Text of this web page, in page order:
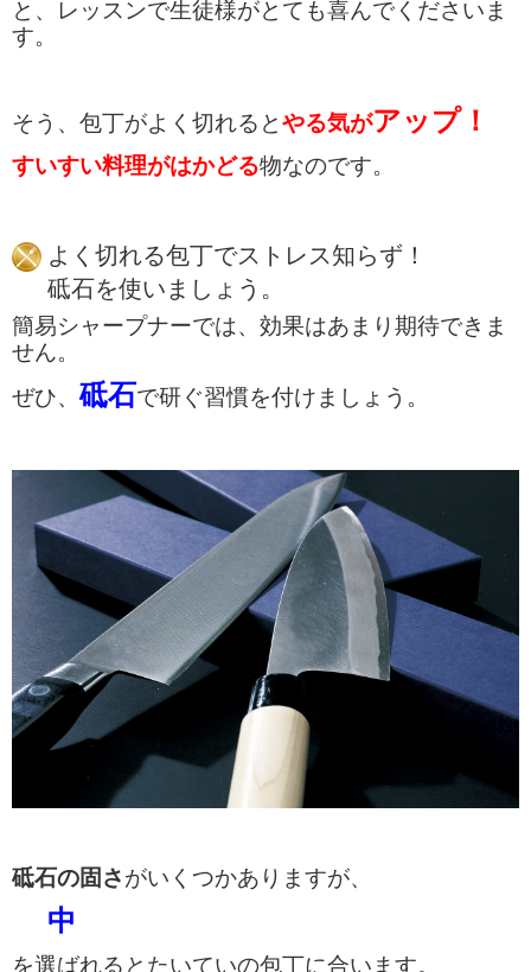
と、レッスンで生徒様がとても喜んでくださいま
す。
そう、包丁がよく切れるとやる気がアップ！
すいすい料理がはかどる物なのです。
よく切れる包丁でストレス知らず！
砥石を使いましょう。
簡易シャープナーでは、効果はあまり期待できま
せん。
ぜひ、砥石で研ぐ習慣を付けましょう。
砥石の固さがいくつかありますが、
中
を選ばれるとたいていの包丁に合います。